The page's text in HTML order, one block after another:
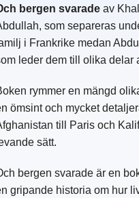
bergen svarade av
som separeras
i Frankrike medan
leder dem till olika delar
rymmer en mängd
ömsint och mycket
till Paris och
sätt.
bergen svarade är en
gripande historia om hur